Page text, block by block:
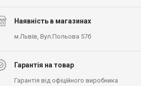
Наявність в магазинах
м.Львів, Вул.Польова 57б
Гарантія на товар
Гарантія від офіційного виробника